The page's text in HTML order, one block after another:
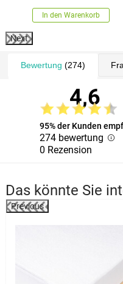
In den Warenkorb
Next
Bewertung (274)
4,6
95% der Kunden
274 bewertung
0 Rezension
Das könnte Sie
Previous